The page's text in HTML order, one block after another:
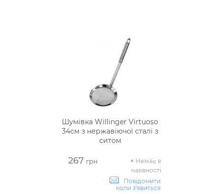
Шумівка Willinger Virtuoso
34см з нержавіючої сталі з
ситом
267 грн
Немає в
наявності
Повідомити
коли з'явиться